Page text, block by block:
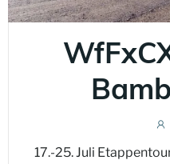
17.-25. Juli